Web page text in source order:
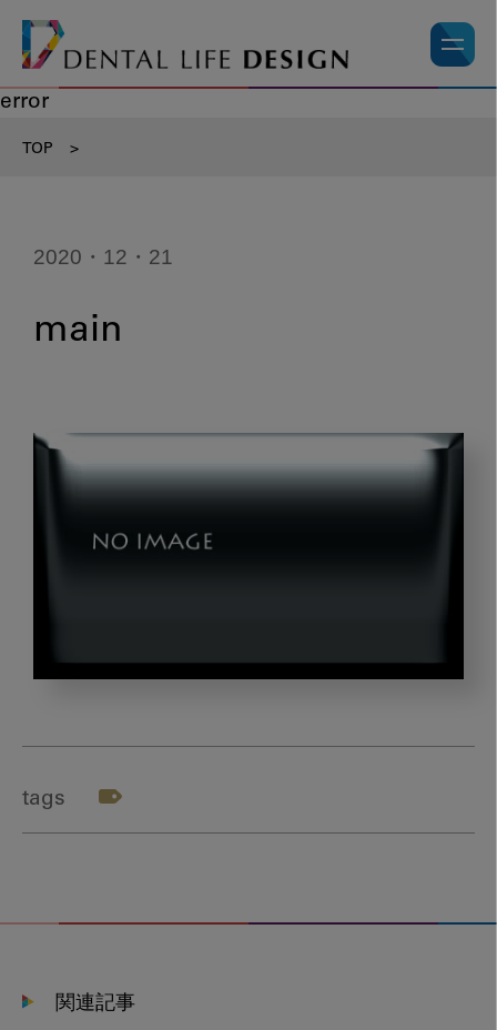
error
TOP >
2020・12・21
main
tags
関連記事